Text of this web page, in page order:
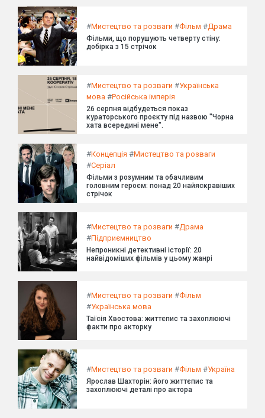
#Мистецтво та розваги #Фільм #Драма
Фільми, що порушують четверту стіну:
добірка з 15 стрічок
#Мистецтво та розваги #Українська
мова #Російська імперія
26 серпня відбудеться показ
кураторського проєкту під назвою "Чорна
хата всередині мене".
#Концепція #Мистецтво та розваги
#Серіал
Фільми з розумним та обачливим
головним героєм: понад 20 найяскравіших
стрічок
#Мистецтво та розваги #Драма
#Підприємництво
Непроникні детективні історії: 20
найвідоміших фільмів у цьому жанрі
#Мистецтво та розваги #Фільм
#Українська мова
Таїсія Хвостова: життєпис та захоплюючі
факти про акторку
#Мистецтво та розваги #Фільм #Україна
Ярослав Шахторін: його життєпис та
захоплюючі деталі про актора